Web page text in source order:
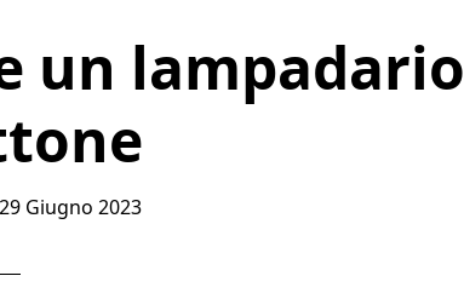
un lampadario
29 Giugno 2023